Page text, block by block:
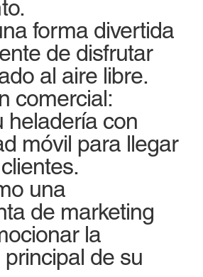
forma divertida
de disfrutar
al aire libre.
comercial:
heladería con
móvil para llegar
una
de marketing
la
de su